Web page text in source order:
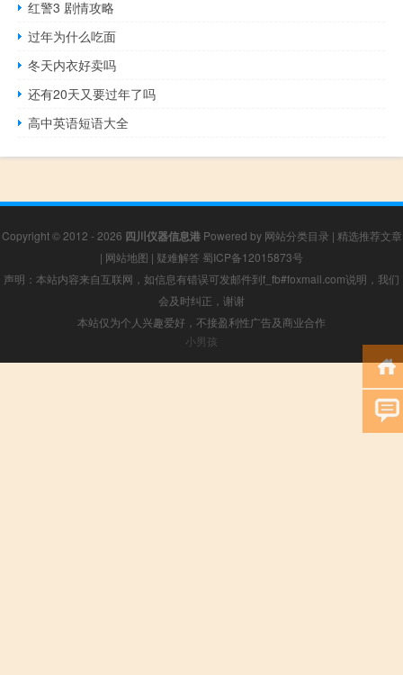
红警3 剧情攻略
过年为什么吃面
冬天内衣好卖吗
还有20天又要过年了吗
高中英语短语大全
Copyright © 2012 - 2026 四川仪器信息港Powered by 网站分类目录 | 精选推荐文章
| 网站地图 | 疑难解答 蜀ICP备12015873号
声明：本站内容来自互联网，如信息有错误可发邮件到f_fb#foxmail.com说明，我们
会及时纠正，谢谢
本站仅为个人兴趣爱好，不接盈利性广告及商业合作
小男孩